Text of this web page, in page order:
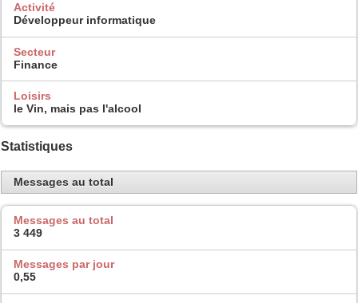
Activité
Développeur informatique
Secteur
Finance
Loisirs
le Vin, mais pas l'alcool
Statistiques
Messages au total
Messages au total
3 449
Messages par jour
0,55